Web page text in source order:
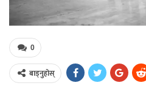
0
बाड्नुहोस्